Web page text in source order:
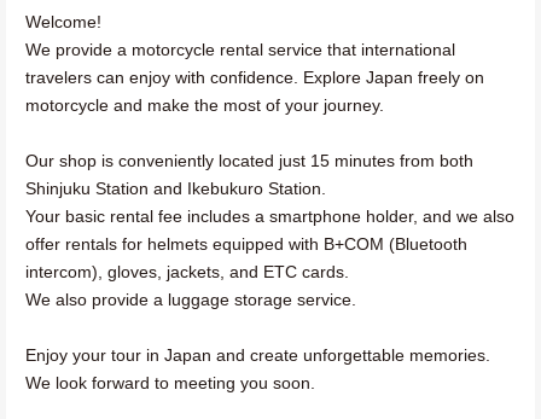
Welcome!
We provide a motorcycle rental service that international
travelers can enjoy with confidence. Explore Japan freely on
motorcycle and make the most of your journey.
Our shop is conveniently located just 15 minutes from both
Shinjuku Station and Ikebukuro Station.
Your basic rental fee includes a smartphone holder, and we also
offer rentals for helmets equipped with B+COM (Bluetooth
intercom), gloves, jackets, and ETC cards.
We also provide a luggage storage service.
Enjoy your tour in Japan and create unforgettable memories.
We look forward to meeting you soon.